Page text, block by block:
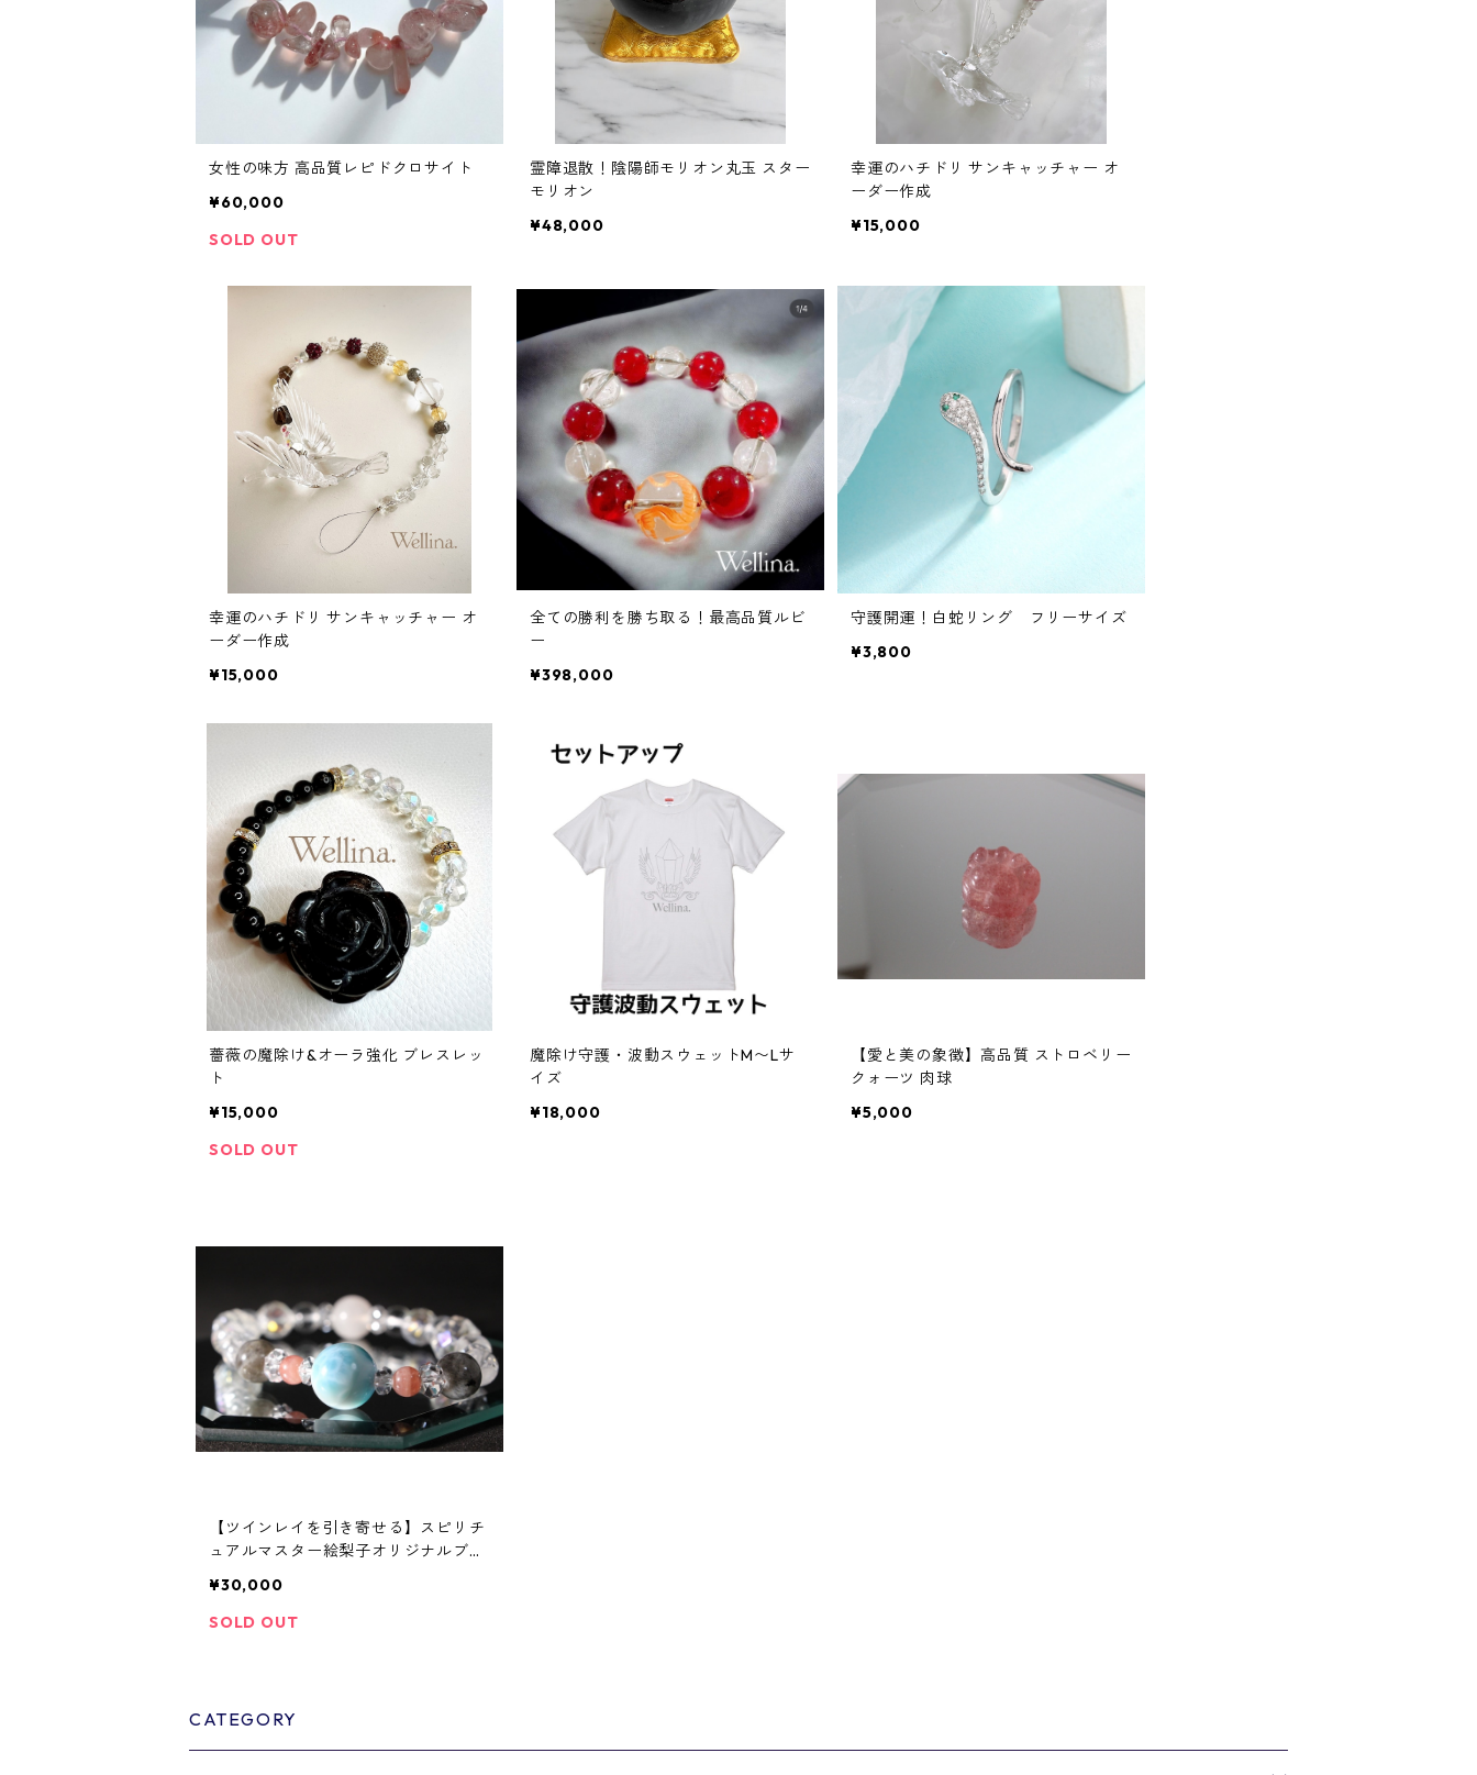
女性の味方 高品質レピドクロサイト
¥60,000
SOLD OUT
霊障退散！陰陽師モリオン丸玉 スター
モリオン
¥48,000
幸運のハチドリ サンキャッチャー オ
ーダー作成
¥15,000
幸運のハチドリ サンキャッチャー オ
ーダー作成
¥15,000
全ての勝利を勝ち取る！最高品質ルビ
ー
¥398,000
守護開運！白蛇リング フリーサイズ
¥3,800
薔薇の魔除け&オーラ強化 ブレスレッ
ト
¥15,000
SOLD OUT
魔除け守護・波動スウェットM〜Lサ
イズ
¥18,000
【愛と美の象徴】高品質 ストロベリー
クォーツ 肉球
¥5,000
【ツインレイを引き寄せる】スピリチ
ュアルマスター絵梨子オリジナルブレ
¥30,000
SOLD OUT
CATEGORY